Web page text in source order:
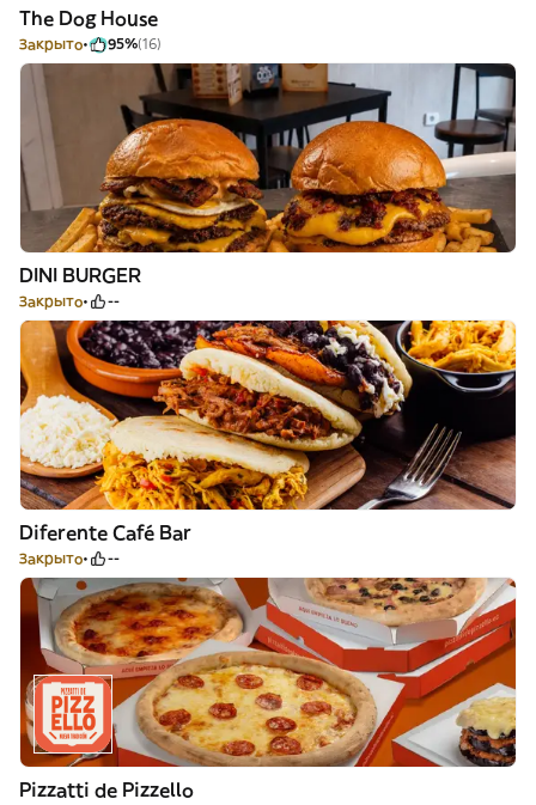
The Dog House
Закрыто 95%(16)
DINI BURGER
Закрыто --
Diferente Café Bar
Закрыто --
Pizzatti de Pizzello